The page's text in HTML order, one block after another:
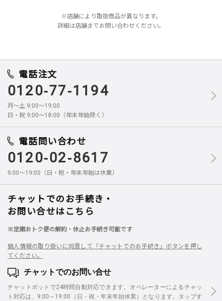
※店舗により取扱商品が異なります。
詳細は店舗までお問い合わせください。
電話注文
0120-77-1194
月～土 9:00～19:00
日・祝 9:00～18:00（年末年始除く）
電話問い合わせ
0120-02-8617
9:00～19:00（日・祝・年末年始は休業）
チャットでのお手続き・
お問い合せはこちら
※定期おトク便の解約・休止お手続き可能です
個人情報の取り扱いに同意して「チャットでのお手続き」ボタンを押し
てください。
チャットでのお問い合せ
チャットボットで24時間自動対応できます。オペレーターによるチャッ
ト対応は、9:00～19:00（日・祝・年末年始休業）となります。タップす